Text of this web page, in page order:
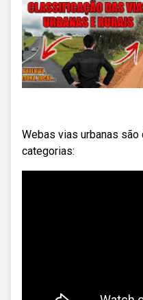
Webas vias urbanas
categorias: